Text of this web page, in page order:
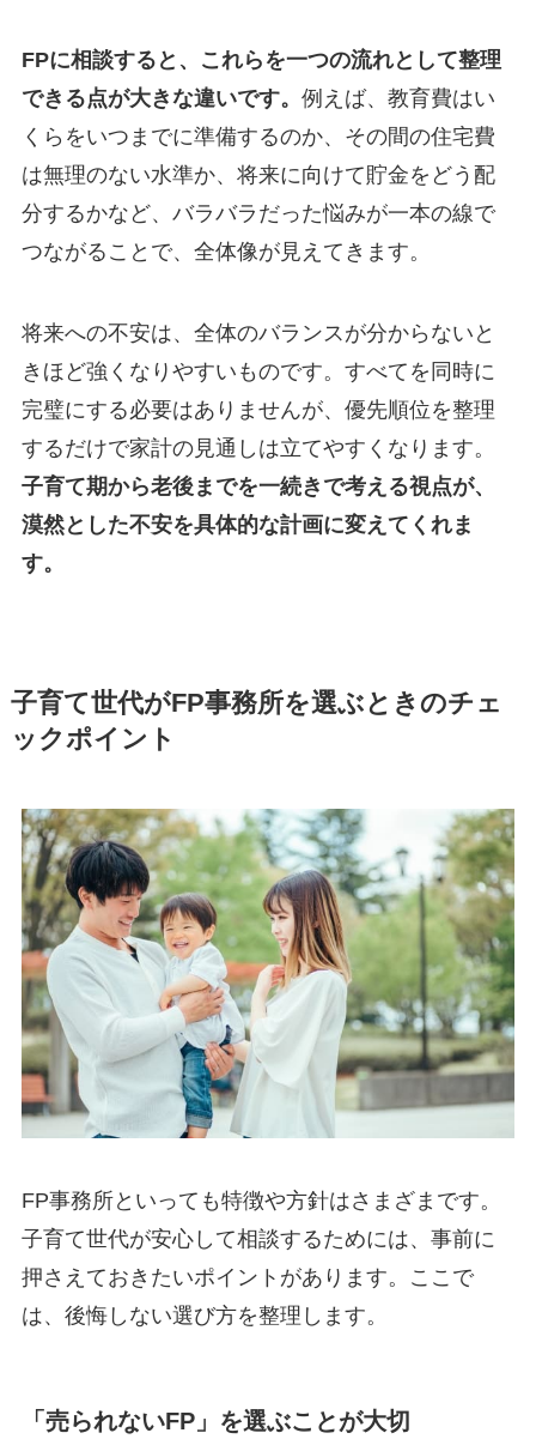
FPに相談すると、これらを一つの流れとして整理
できる点が大きな違いです。 例えば、教育費はい
くらをいつまでに準備するのか、その間の住宅費
は無理のない水準か、将来に向けて貯金をどう配
分するかなど、バラバラだった悩みが一本の線で
つながることで、全体像が見えてきます。
将来への不安は、全体のバランスが分からないと
きほど強くなりやすいものです。すべてを同時に
完璧にする必要はありませんが、優先順位を整理
するだけで家計の見通しは立てやすくなります。
子育て期から老後までを一続きで考える視点が、
漠然とした不安を具体的な計画に変えてくれま
す。
子育て世代がFP事務所を選ぶときのチェ
ックポイント
FP事務所といっても特徴や方針はさまざまです。
子育て世代が安心して相談するためには、事前に
押さえておきたいポイントがあります。ここで
は、後悔しない選び方を整理します。
「売られないFP」を選ぶことが大切